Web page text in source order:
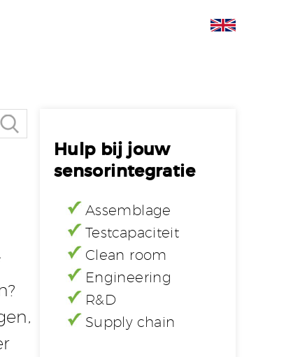
Hulp bij jouw
sensorintegratie
Assemblage
Testcapaciteit
Clean room
Engineering
R&D
Supply chain